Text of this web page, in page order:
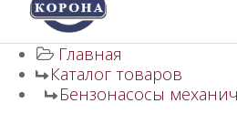
Главная
Каталог товаров
Бензонасосы